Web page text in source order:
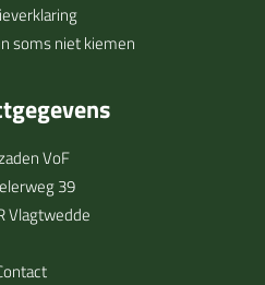
soms niet kiemen
VoF
39
Vlagtwedde